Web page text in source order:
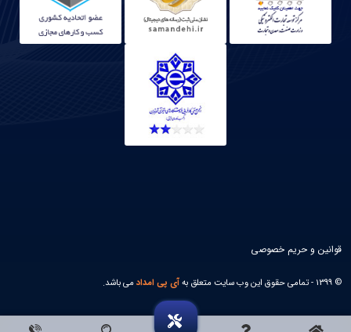
© 1399 - تمامی حقوق این وب سایت متعلق به آی پی امدادمی باشد.
قوانین و حریم خصوصی